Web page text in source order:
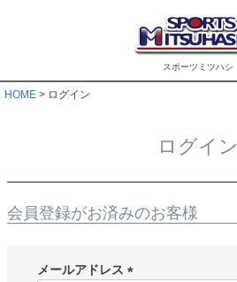
スポーツミツハシ
HOME ログイン
ログイン
会員登録がお済みのお客様
メールアドレス